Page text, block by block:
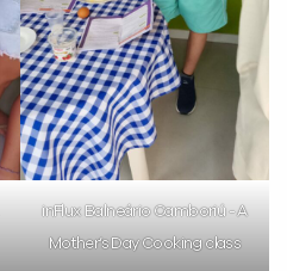
inFlux Balneário Camboriú - A
Mother’s Day Cooking class